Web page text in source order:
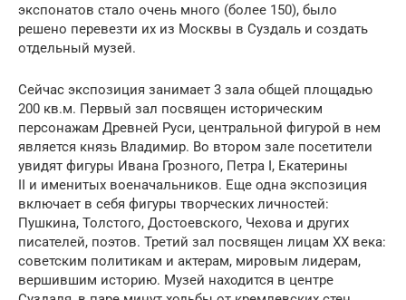
экспонатов стало очень много (более 150), было
решено перевезти их из Москвы в Суздаль и создать
отдельный музей.
Сейчас экспозиция занимает 3 зала общей площадью
200 кв.м. Первый зал посвящен историческим
персонажам Древней Руси, центральной фигурой в нем
является князь Владимир. Во втором зале посетители
увидят фигуры Ивана Грозного, Петра I, Екатерины
II и именитых военачальников. Еще одна экспозиция
включает в себя фигуры творческих личностей:
Пушкина, Толстого, Достоевского, Чехова и других
писателей, поэтов. Третий зал посвящен лицам XX века:
советским политикам и актерам, мировым лидерам,
вершившим историю. Музей находится в центре